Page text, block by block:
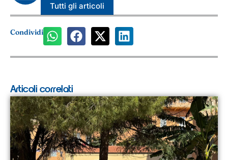
Tutti gli articoli
Condividi
Articoli correlati